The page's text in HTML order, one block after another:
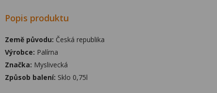
Popis produktu
Země původu: Česká republika
Výrobce: Palírna
Značka: Myslivecká
Způsob balení: Sklo 0,75l